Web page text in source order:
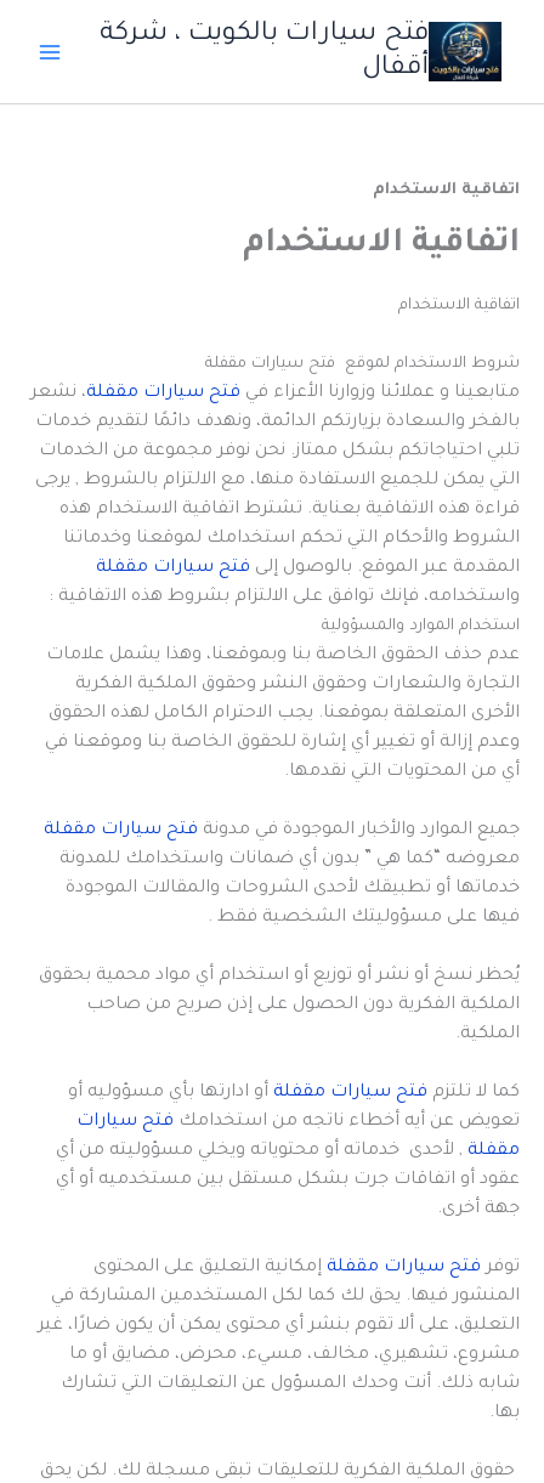
المحتوى
فتح سيارات بالكويت ، شركة
أقفال
اتفاقية الاستخدام
اتفاقية الاستخدام
اتفاقية الاستخدام
شروط الاستخدام لموقع فتح سيارات مقفلة
متابعينا و عملائنا وزوارنا الأعزاء في فتح سيارات مقفلة، نشعر
بالفخر والسعادة بزيارتكم الدائمة، ونهدف دائمًا لتقديم خدمات
تلبي احتياجاتكم بشكل ممتاز. نحن نوفر مجموعة من الخدمات
التي يمكن للجميع الاستفادة منها، مع الالتزام بالشروط , يرجى
قراءة هذه الاتفاقية بعناية. تشترط اتفاقية الاستخدام هذه
الشروط والأحكام التي تحكم استخدامك لموقعنا وخدماتنا
المقدمة عبر الموقع. بالوصول إلى فتح سيارات مقفلة
واستخدامه، فإنك توافق على الالتزام بشروط هذه الاتفاقية :
استخدام الموارد والمسؤولية
عدم حذف الحقوق الخاصة بنا وبموقعنا، وهذا يشمل علامات
التجارة والشعارات وحقوق النشر وحقوق الملكية الفكرية
الأخرى المتعلقة بموقعنا. يجب الاحترام الكامل لهذه الحقوق
وعدم إزالة أو تغيير أي إشارة للحقوق الخاصة بنا وموقعنا في
أي من المحتويات التي نقدمها.
جميع الموارد والأخبار الموجودة في مدونة فتح سيارات مقفلة
معروضه “كما هي ” بدون أي ضمانات واستخدامك للمدونة
خدماتها أو تطبيقك لأحدى الشروحات والمقالات الموجودة
فيها على مسؤوليتك الشخصية فقط .
يُحظر نسخ أو نشر أو توزيع أو استخدام أي مواد محمية بحقوق
الملكية الفكرية دون الحصول على إذن صريح من صاحب
الملكية.
كما لا تلتزم فتح سيارات مقفلة أو ادارتها بأي مسؤوليه أو
تعويض عن أيه أخطاء ناتجه من استخدامك فتح سيارات
مقفلة , لأحدى خدماته أو محتوياته ويخلي مسؤوليته من أي
عقود أو اتفاقات جرت بشكل مستقل بين مستخدميه أو أي
جهة أخرى.
توفر فتح سيارات مقفلة إمكانية التعليق على المحتوى
المنشور فيها. يحق لك كما لكل المستخدمين المشاركة في
التعليق، على ألا تقوم بنشر أي محتوى يمكن أن يكون ضارًا، غير
مشروع، تشهيري، مخالف، مسيء، محرض، مضايق أو ما
شابه ذلك. أنت وحدك المسؤول عن التعليقات التي تشارك
بها.
حقوق الملكية الفكرية للتعليقات تبقى مسجلة لك. لكن يحق